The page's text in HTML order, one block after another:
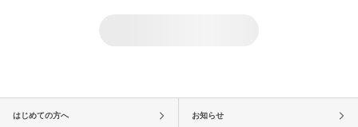
はじめての方へ お知らせ